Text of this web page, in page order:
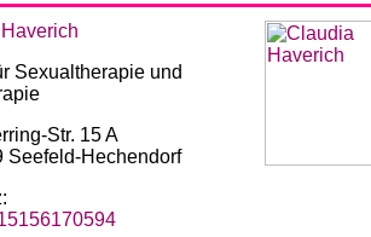
Sexualtherapie und
Str. 15 A
Seefeld-Hechendorf